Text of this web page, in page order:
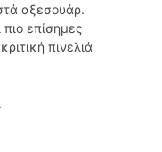
αξεσουάρ.
επίσημες
πινελιά